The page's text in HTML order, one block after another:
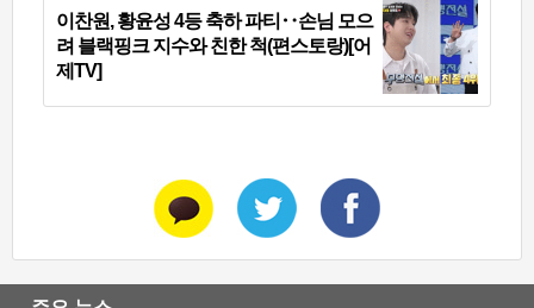
이찬원, 황윤성 4등 축하 파티‥손님 모으
려 블랙핑크 지수와 친한 척(편스토랑)[어
제TV]